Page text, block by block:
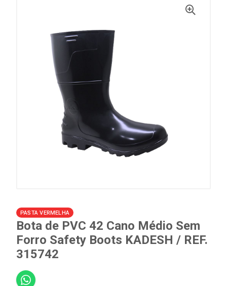
PASTA VERMELHA
Bota de PVC 42 Cano Médio Sem
Forro Safety Boots KADESH / REF.
315742